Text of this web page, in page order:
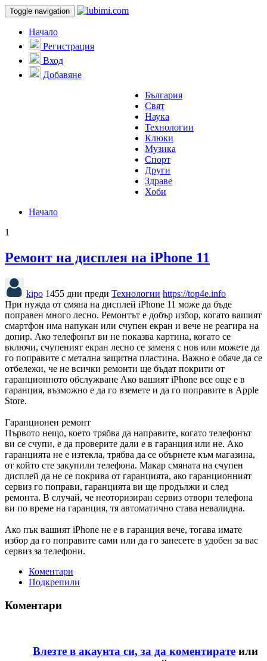
Toggle navigation
Начало
Регистрация
Вход
Добавяне
България
Свят
Наука
Технологии
Клюки
Музика
Спорт
Други
Здраве
Хоби
Начало
1
Ремонт на дисплея на iPhone 11
kipo 1455 дни преди Технологии https://top4e.info
При нужда от смяна на дисплей iPhone 11 може да бъде
поправен много лесно. Ремонтът е добър избор, когато вашият
смартфон има напукан или счупен екран и вече не реагира на
допир. Ако телефонът ви не показва картина, когато се
включи, счупеният екран лесно се заменя с нов или можете да
го поправите с метална защитна пластина. Важно е обаче да се
отбележи, че не всички ремонти ще бъдат покрити от
гаранционното обслужване Ако вашият iPhone все още е в
гаранция, възможно е да го вземете и да го поправите в Apple
Store.
Гаранционен ремонт
Първото нещо, което трябва да направите, когато телефонът
ви се счупи, е да проверите дали е в гаранция или не. Ако
гаранцията не е изтекла, трябва да се обърнете към магазина,
от който сте закупили телефона. Макар смяната на счупен
дисплей да не се покрива от гаранцията, ако гаранционният
сервиз го поправи, гаранцията ви ще продължи и след
ремонта. В случай, че неоторизиран сервиз отвори телефона
ви по време на гаранция, тя автоматично става невалидна.
Ако пък вашият iPhone не е в гаранция вече, тогава имате
избор да го поправите сами или да го занесете в удобен за вас
сервиз за телефони.
Коментари
Подкрепили
Коментари
Влезте в акаунта си, за да коментирате или